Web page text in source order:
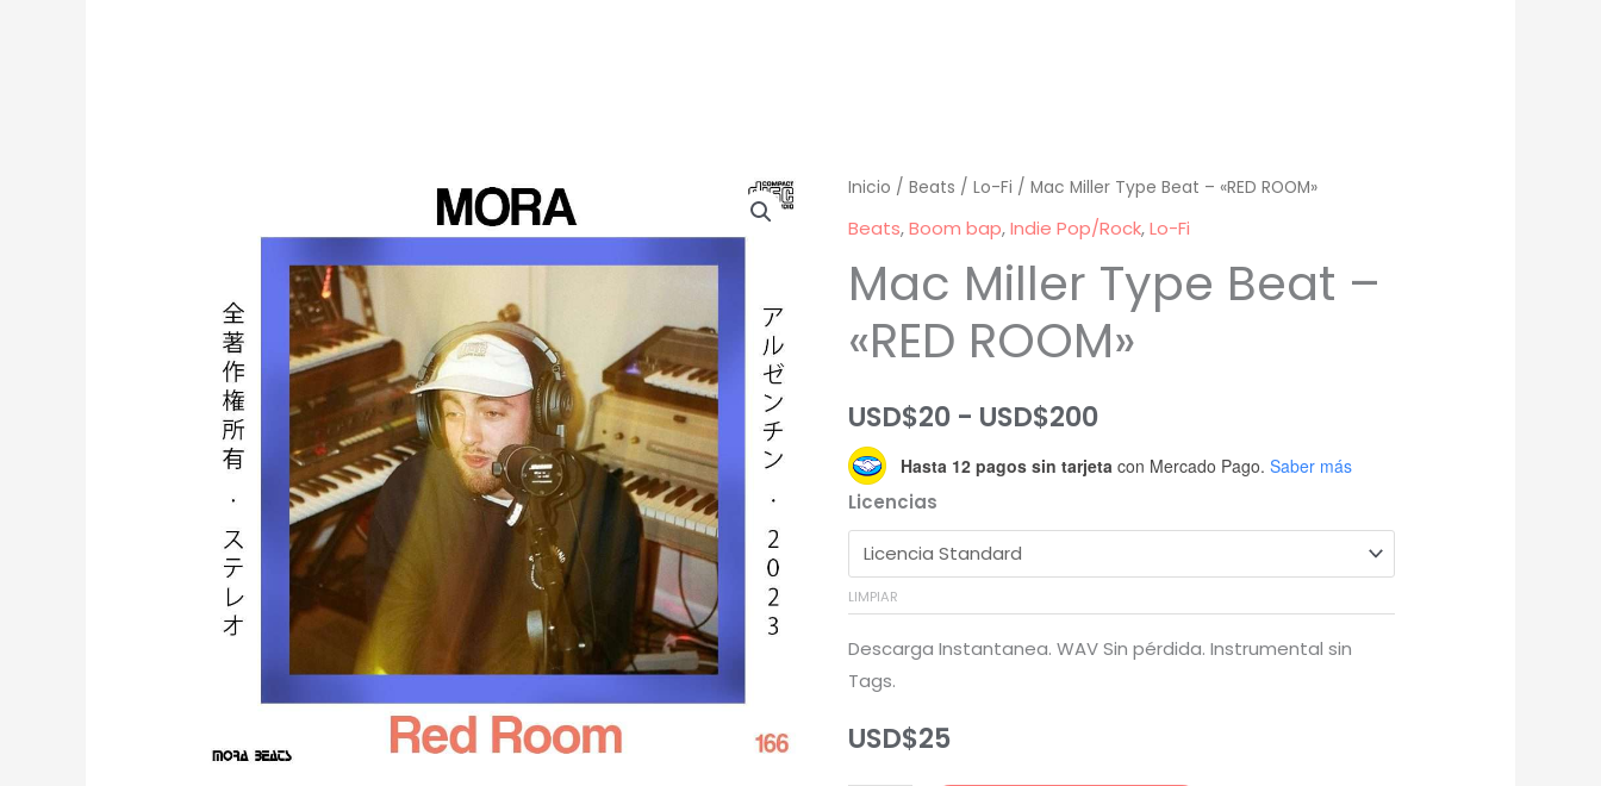
Inicio / Beats / Lo-Fi / Mac Miller Type Beat – «RED ROOM»
Beats,Boom bap,Indie Pop/Rock,Lo-Fi
Mac Miller Type Beat –
«RED ROOM»
USD$20 - USD$200Rango
de
USD$20
hasta
Hasta 12 pagos sin tarjeta con Mercado Pago. Saber más
Licencias
LIMPIAR
Descarga Instantanea. WAV Sin pérdida. Instrumental sin
Tags.
USD$25